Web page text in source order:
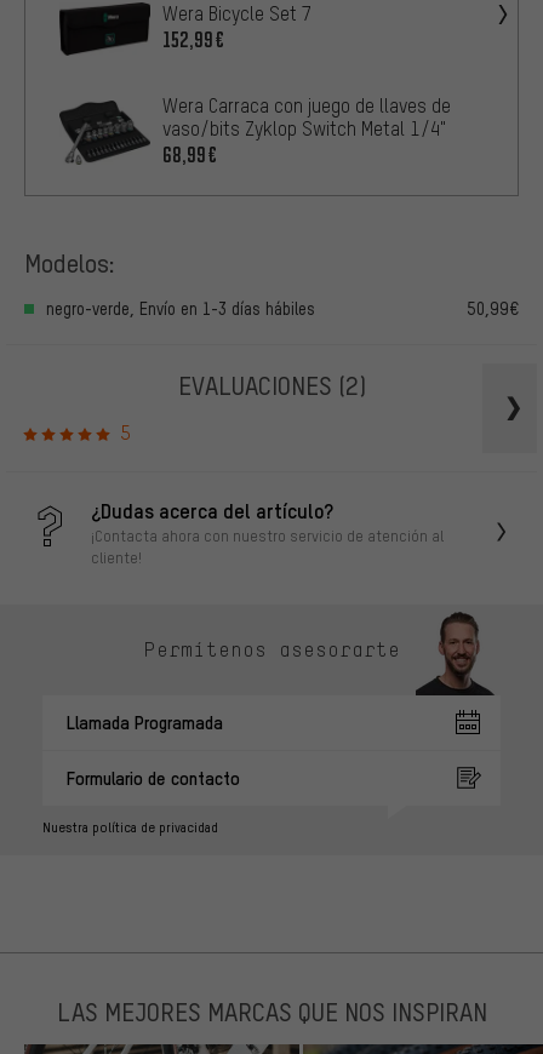
Wera Bicycle Set 7
152,99€
Wera Carraca con juego de llaves de
vaso/bits Zyklop Switch Metal 1/4"
68,99€
Modelos:
negro-verde, Envío en 1-3 días hábiles 50,99€
EVALUACIONES (2)
5
¿Dudas acerca del artículo?
¡Contacta ahora con nuestro servicio de atención al
cliente!
Permítenos asesorarte
Llamada Programada
Formulario de contacto
Nuestra política de privacidad
LAS MEJORES MARCAS QUE NOS INSPIRAN